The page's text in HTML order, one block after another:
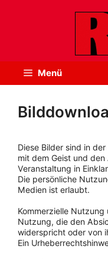
Menü
Diese Bilder sind in
mit dem Geist und
Veranstaltung in
Die persönliche
Medien ist erlaubt.
Kommerzielle
Nutzung, die den
widerspricht oder von
Ein